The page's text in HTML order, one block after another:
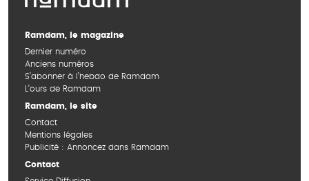
Ramdam, le magazine
Dernier numéro
Anciens numéros
S’abonner à l’hebdo de Ramdam
L’ours de Ramdam
Ramdam, le site
Contact
Mentions légales
Publicité : Annoncez dans Ramdam
Contact